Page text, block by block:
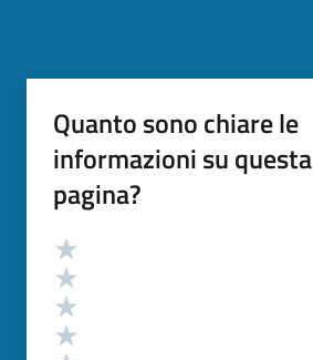
Quanto sono chiare le
informazioni su questa
pagina?
Valutazione